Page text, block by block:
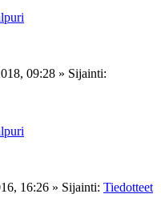
09:28 » Sijainti:
16:26 » Sijainti: Tiedotteet